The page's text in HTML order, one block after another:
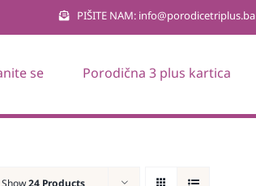
PIŠITE NAM: info@porodicetriplus.ba
se Porodična 3 plus kartica
Show24 Products